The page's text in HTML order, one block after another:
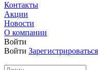
Контакты
Акции
Новости
О компании
Войти
Войти Зарегистрироваться